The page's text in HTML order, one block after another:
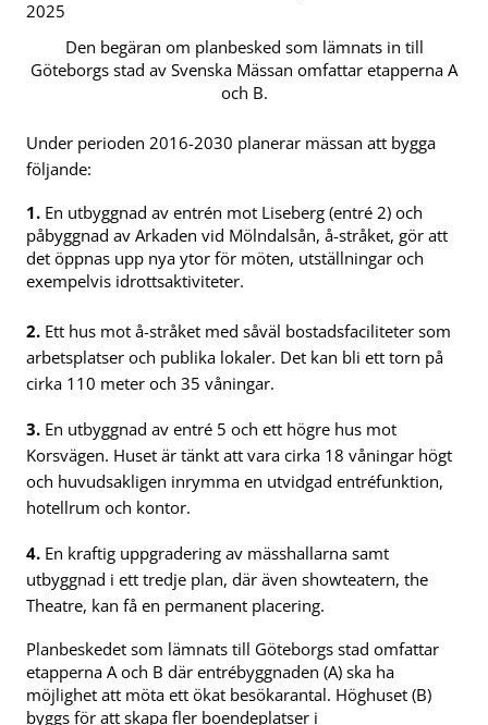
Den begäran om planbesked som lämnats in till
Göteborgs stad av Svenska Mässan omfattar etapperna A
och B.
Under perioden 2016-2030 planerar mässan att bygga
följande:
1. En utbyggnad av entrén mot Liseberg (entré 2) och
påbyggnad av Arkaden vid Mölndalsån, å-stråket, gör att
det öppnas upp nya ytor för möten, utställningar och
exempelvis idrottsaktiviteter.
2. Ett hus mot å-stråket med såväl bostadsfaciliteter som
arbetsplatser och publika lokaler. Det kan bli ett torn på
cirka 110 meter och 35 våningar.
3. En utbyggnad av entré 5 och ett högre hus mot
Korsvägen. Huset är tänkt att vara cirka 18 våningar högt
och huvudsakligen inrymma en utvidgad entréfunktion,
hotellrum och kontor.
4. En kraftig uppgradering av mässhallarna samt
utbyggnad i ett tredje plan, där även showteatern, the
Theatre, kan få en permanent placering.
Planbeskedet som lämnats till Göteborgs stad omfattar
etapperna A och B där entrébyggnaden (A) ska ha
möjlighet att möta ett ökat besökarantal. Höghuset (B)
byggs för att skapa fler boendeplatser i